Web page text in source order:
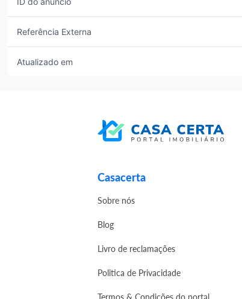
Referência Externa
Atualizado em
Casacerta
Sobre nós
Blog
Livro de reclamações
Politica de Privacidade